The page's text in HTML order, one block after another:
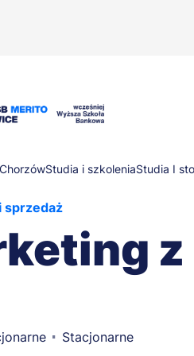
Studia i szkoleniaStudia I
sprzedaż
Stacjonarne